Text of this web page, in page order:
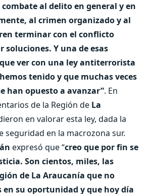
combate al delito en general y en
al crimen organizado y al
terminar con el conflicto
soluciones. Y una de esas
ver con una ley antiterrorista
tenido y que muchas veces
han opuesto a avanzar”. En
de la Región de La
en valorar esta ley, dada la
seguridad en la macrozona sur.
expresó que “creo que por fin se
Son cientos, miles, las
de La Araucanía que no
su oportunidad y que hoy día